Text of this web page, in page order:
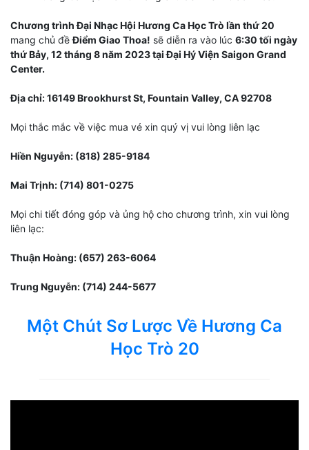
Chương trình Đại Nhạc Hội Hương Ca Học Trò lần thứ 20
mang chủ đềĐiểm Giao Thoa! sẽ diễn ra vào lúc 6:30 tối ngày
thứ Bảy, 12 tháng 8 năm 2023 tại Đại Hý Viện Saigon Grand
Center.
Địa chỉ: 16149 Brookhurst St, Fountain Valley, CA 92708
Mọi thắc mắc về việc mua vé xin quý vị vui lòng liên lạc
Hiền Nguyễn: (818) 285-9184
Mai Trịnh: (714) 801-0275
Mọi chi tiết đóng góp và ủng hộ cho chương trình, xin vui lòng
liên lạc:
Thuận Hoàng: (657) 263-6064
Trung Nguyễn: (714) 244-5677
Một Chút Sơ Lược Về Hương Ca
Học Trò 20